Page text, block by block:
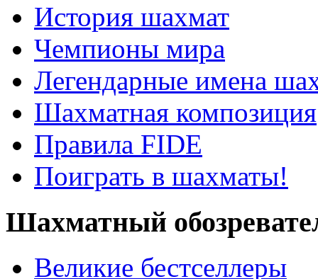
История шахмат
Чемпионы мира
Легендарные имена
Шахматная композиция
Правила FIDE
Поиграть в шахматы!
Шахматный
Великие бестселлеры